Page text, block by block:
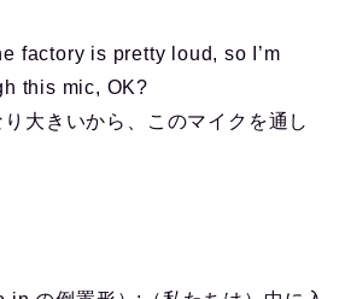
factory is pretty loud, so I’m
this mic, OK?
大きいから、このマイクを通し